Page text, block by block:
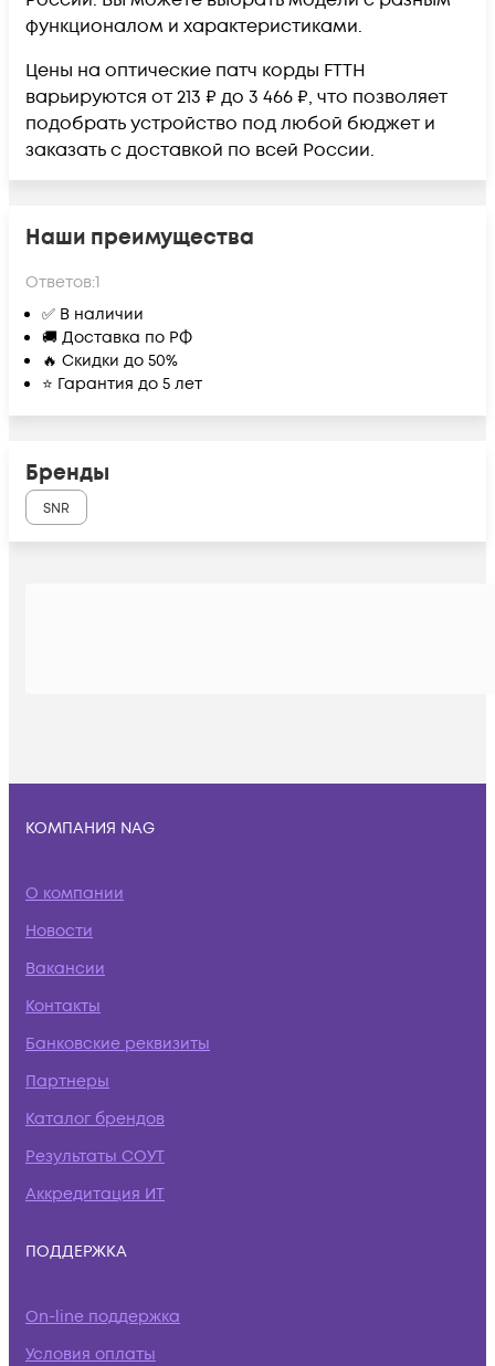
функционалом и характеристиками.
Цены на оптические патч корды FTTH
варьируются от 213 ₽ до 3 466 ₽, что позволяет
подобрать устройство под любой бюджет и
заказать с доставкой по всей России.
Наши преимущества
Ответов:1
✅ В наличии
🚚 Доставка по РФ
🔥 Скидки до 50%
⭐ Гарантия до 5 лет
Бренды
SNR
КОМПАНИЯ NAG
О компании
Новости
Вакансии
Контакты
Банковские реквизиты
Партнеры
Каталог брендов
Результаты СОУТ
Аккредитация ИТ
ПОДДЕРЖКА
On-line поддержка
Условия оплаты